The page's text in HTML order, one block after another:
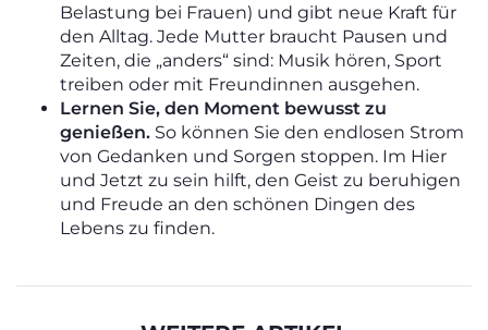
Belastung bei Frauen) und gibt neue Kraft für
den Alltag. Jede Mutter braucht Pausen und
Zeiten, die „anders“ sind: Musik hören, Sport
treiben oder mit Freundinnen ausgehen.
Lernen Sie, den Moment bewusst zu
genießen. So können Sie den endlosen Strom
von Gedanken und Sorgen stoppen. Im Hier
und Jetzt zu sein hilft, den Geist zu beruhigen
und Freude an den schönen Dingen des
Lebens zu finden.